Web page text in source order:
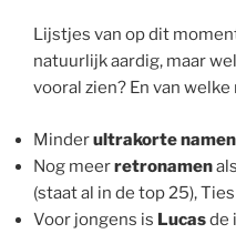
Lijstjes van op dit
natuurlijk aardig, maar
vooral zien? En van
Minderultrakorte namen
Nog meerretronamen
(staat al in de top 25),
Voor jongens is Lucasde